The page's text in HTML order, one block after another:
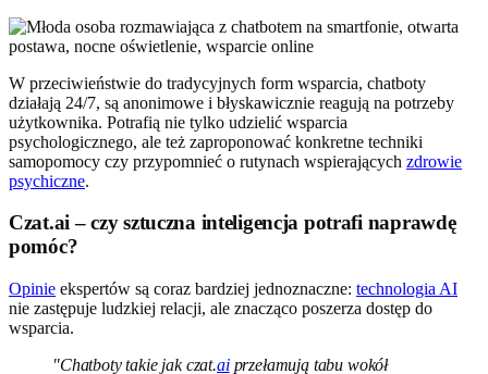
W przeciwieństwie do tradycyjnych form wsparcia, chatboty
działają 24/7, są anonimowe i błyskawicznie reagują na potrzeby
użytkownika. Potrafią nie tylko udzielić wsparcia
psychologicznego, ale też zaproponować konkretne techniki
samopomocy czy przypomnieć o rutynach wspierających zdrowie
psychiczne.
Czat.ai – czy sztuczna inteligencja potrafi naprawdę
pomóc?
Opinie ekspertów są coraz bardziej jednoznaczne: technologia AI
nie zastępuje ludzkiej relacji, ale znacząco poszerza dostęp do
wsparcia.
"Chatboty takie jak czat.aiprzełamują tabu wokół